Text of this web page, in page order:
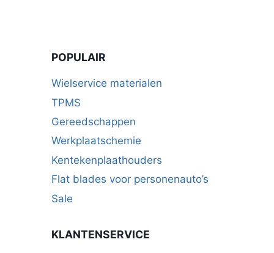
POPULAIR
Wielservice materialen
TPMS
Gereedschappen
Werkplaatschemie
Kentekenplaathouders
Flat blades voor personenauto’s
Sale
KLANTENSERVICE